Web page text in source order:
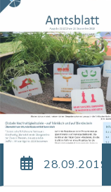
Dateigröße:
Amtsblatt-16-
28.09.2019